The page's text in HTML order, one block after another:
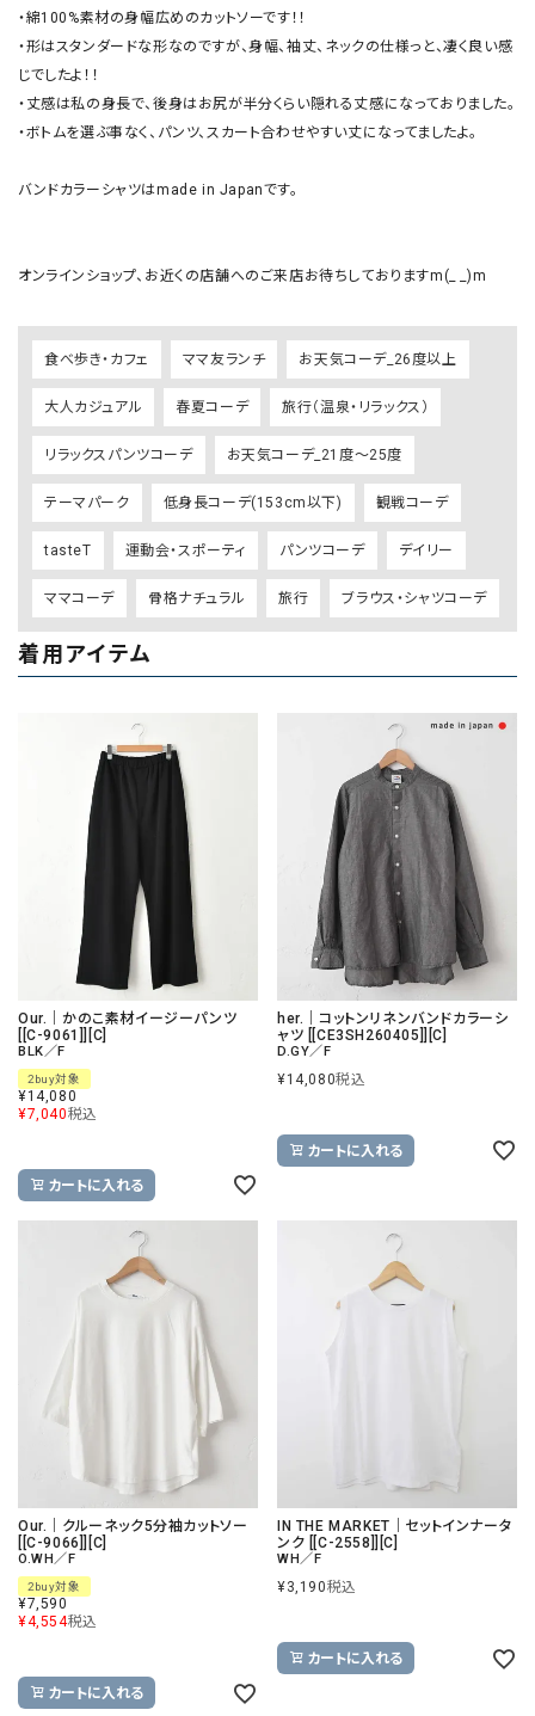
・綿100%素材の身幅広めのカットソーです！！
・形はスタンダードな形なのですが、身幅、袖丈、ネックの仕様っと、凄く良い感
じでしたよ！！
・丈感は私の身長で、後身はお尻が半分くらい隠れる丈感になっておりました。
・ボトムを選ぶ事なく、パンツ、スカート合わせやすい丈になってましたよ。
バンドカラーシャツはmade in Japanです。
オンラインショップ、お近くの店舗へのご来店お待ちしておりますm(_ _)m
食べ歩き・カフェ ママ友ランチ お天気コーデ_26度以上
大人カジュアル 春夏コーデ 旅行（温泉・リラックス）
リラックスパンツコーデ お天気コーデ_21度～25度
テーマパーク 低身長コーデ(153cm以下) 観戦コーデ
tasteT 運動会・スポーティ パンツコーデ デイリー
ママコーデ 骨格ナチュラル 旅行 ブラウス・シャツコーデ
着用アイテム
Our.｜かのこ素材イージーパンツ
[[C-9061]][C]
BLK／F
2buy対象
¥14,080
¥7,040税込
カートに入れる
her.｜コットンリネンバンドカラーシ
ャツ [[CE3SH260405]][C]
D.GY／F
¥14,080税込
カートに入れる
Our.｜クルーネック5分袖カットソー
[[C-9066]][C]
O.WH／F
2buy対象
¥7,590
¥4,554税込
カートに入れる
IN THE MARKET｜セットインナータ
ンク [[C-2558]][C]
WH／F
¥3,190税込
カートに入れる